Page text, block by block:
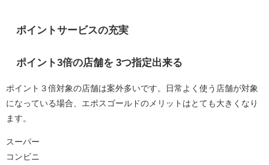
ポイントサービスの充実
ポイント3倍の店舗を 3つ指定出来る
ポイント３倍対象の店舗は案外多いです。日常よく使う店舗が対象
になっている場合、エポスゴールドのメリットはとても大きくなり
ます。
スーパー
コンビニ